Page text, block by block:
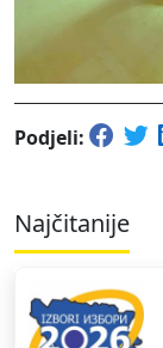
Podjeli:
Najčitanije